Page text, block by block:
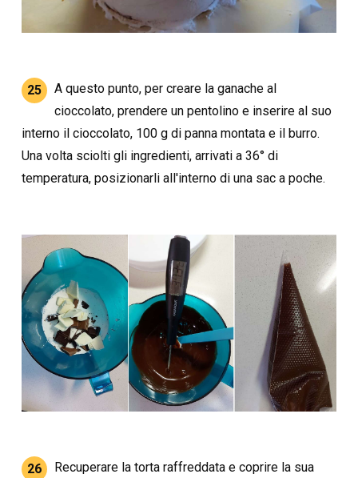
25
A questo punto, per creare la ganache al
cioccolato, prendere un pentolino e inserire al suo
interno il cioccolato, 100 g di panna montata e il burro.
Una volta sciolti gli ingredienti, arrivati a 36° di
temperatura, posizionarli all'interno di una sac a poche.
26
Recuperare la torta raffreddata e coprire la sua